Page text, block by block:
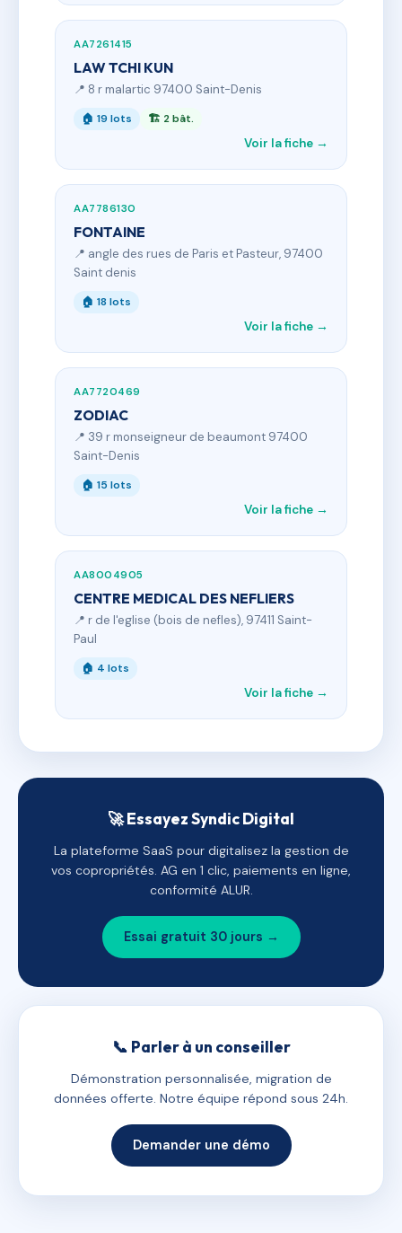
AA7261415
LAW TCHI KUN
📍 8 r malartic 97400 Saint-Denis
🏠 19 lots 🏗 2 bât.
Voir la fiche →
AA7786130
FONTAINE
📍 angle des rues de Paris et Pasteur, 97400
Saint denis
🏠 18 lots
Voir la fiche →
AA7720469
ZODIAC
📍 39 r monseigneur de beaumont 97400
Saint-Denis
🏠 15 lots
Voir la fiche →
AA8004905
CENTRE MEDICAL DES NEFLIERS
📍 r de l'eglise (bois de nefles), 97411 Saint-
Paul
🏠 4 lots
Voir la fiche →
🚀 Essayez Syndic Digital
La plateforme SaaS pour digitalisez la gestion de
vos copropriétés. AG en 1 clic, paiements en ligne,
conformité ALUR.
Essai gratuit 30 jours →
📞 Parler à un conseiller
Démonstration personnalisée, migration de
données offerte. Notre équipe répond sous 24h.
Demander une démo